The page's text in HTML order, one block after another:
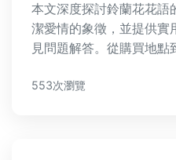
本文深度探討鈴蘭花花語
潔愛情的象徵，並提供實
見問題解答。從購買地點
553次瀏覽